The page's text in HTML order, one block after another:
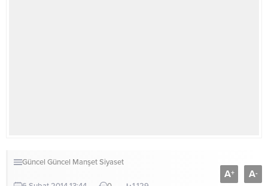
Güncel Güncel ManşetSiyaset
A+ A-